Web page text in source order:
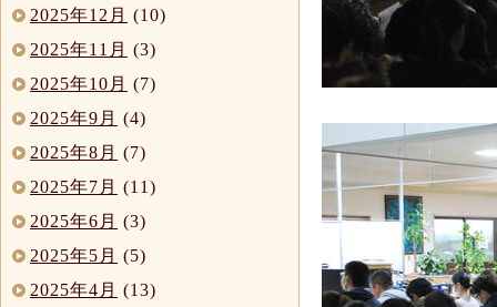
2025年12月 (10)
2025年11月 (3)
2025年10月 (7)
2025年9月 (4)
2025年8月 (7)
2025年7月 (11)
2025年6月 (3)
2025年5月 (5)
2025年4月 (13)